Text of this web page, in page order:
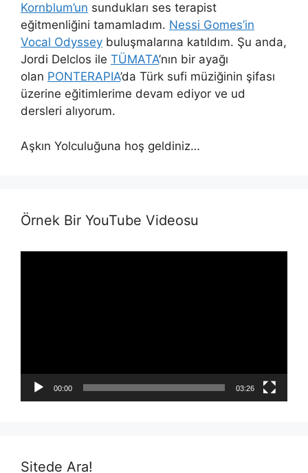
Kornblum’un sundukları ses terapist
eğitmenliğini tamamladım. Nessi Gomes’in
Vocal Odyssey buluşmalarına katıldım. Şu anda,
Jordi Delclos ile TÜMATA’nın bir ayağı
olan PONTERAPIA’da Türk sufi müziğinin şifası
üzerine eğitimlerime devam ediyor ve ud
dersleri alıyorum.
Aşkın Yolculuğuna hoş geldiniz…
Örnek Bir YouTube Videosu
00:00 03:26
Sitede Ara!